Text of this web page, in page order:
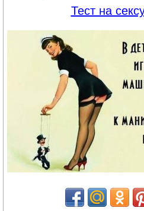
Тест на